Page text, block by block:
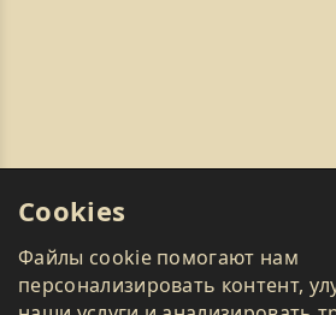
Cookies
Файлы cookie помогают нам
персонализировать контент,